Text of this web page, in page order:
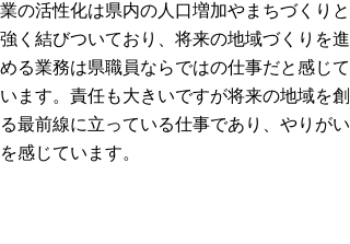
業の活性化は県内の人口増加やまちづくりと
強く結びついており、将来の地域づくりを進
める業務は県職員ならではの仕事だと感じて
います。責任も大きいですが将来の地域を創
る最前線に立っている仕事であり、やりがい
を感じています。